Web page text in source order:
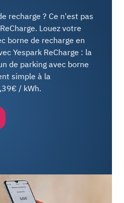
recharge ? Ce n'est pas
Louez votre
borne de recharge en
Yespark ReCharge : la
de parking avec borne
simple à la
/ kWh.